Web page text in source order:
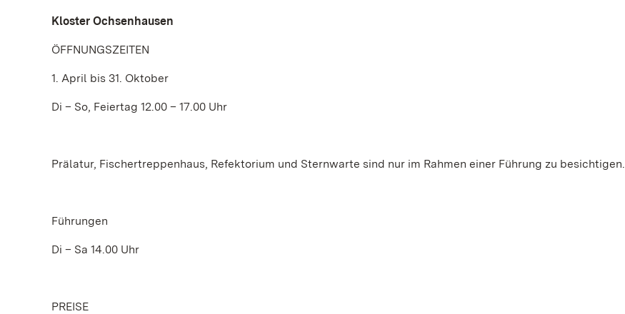
Kloster Ochsenhausen
ÖFFNUNGSZEITEN
1. April bis 31. Oktober
Di – So, Feiertag 12.00 – 17.00 Uhr
Prälatur, Fischertreppenhaus, Refektorium und Sternwarte sind nur im Rahmen einer Führung zu besichtigen.
Führungen
Di – Sa 14.00 Uhr
PREISE